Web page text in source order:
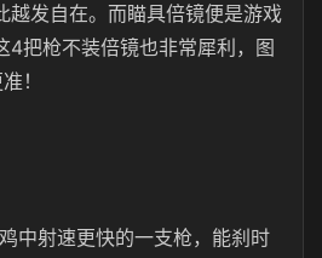
越发自在。而瞄具倍镜便是游戏
4把枪不装倍镜也非常犀利，图
！
中射速更快的一支枪，能刹时